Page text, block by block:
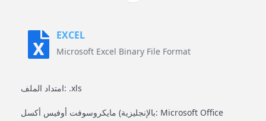
EXCEL
Microsoft Excel Binary File Format
امتداد الملف: .xls
مايكروسوفت أوفيس أكسل (بالإنجليزية: Microsoft Office